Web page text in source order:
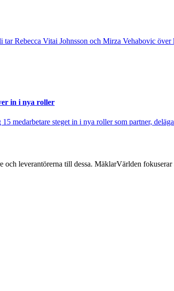
Rebecca Vitai Johnsson och Mirza Vehabovic
in i nya roller
medarbetare steget in i nya roller som partner,
leverantörerna till dessa. MäklarVärlden